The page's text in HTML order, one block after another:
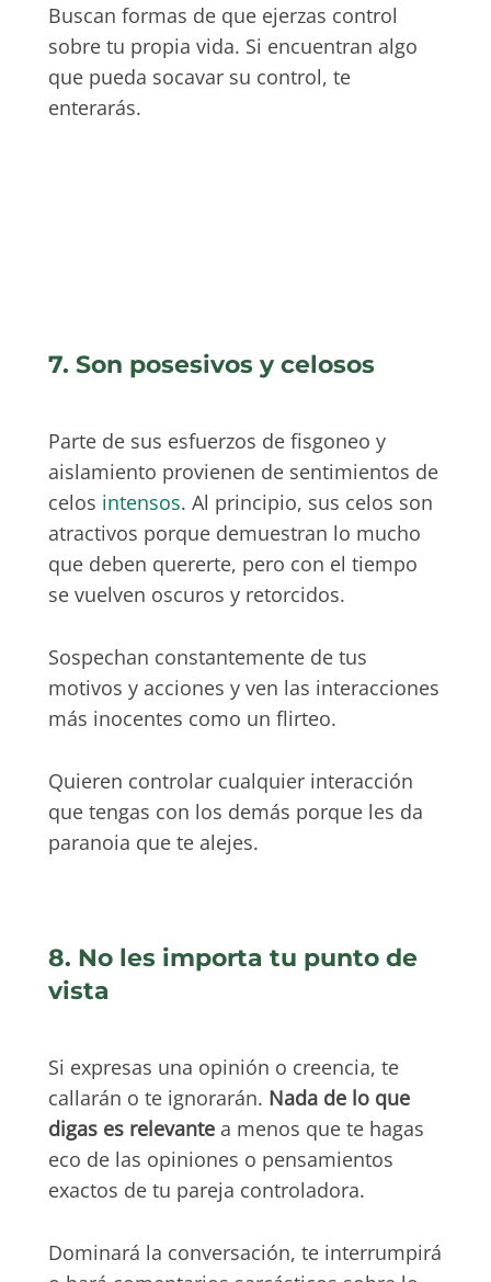
Buscan formas de que ejerzas control
sobre tu propia vida. Si encuentran algo
que pueda socavar su control, te
enterarás.
7. Son posesivos y celosos
Parte de sus esfuerzos de fisgoneo y
aislamiento provienen de sentimientos de
celos intensos. Al principio, sus celos son
atractivos porque demuestran lo mucho
que deben quererte, pero con el tiempo
se vuelven oscuros y retorcidos.
Sospechan constantemente de tus
motivos y acciones y ven las interacciones
más inocentes como un flirteo.
Quieren controlar cualquier interacción
que tengas con los demás porque les da
paranoia que te alejes.
8. No les importa tu punto de
vista
Si expresas una opinión o creencia, te
callarán o te ignorarán. Nada de lo que
digas es relevantea menos que te hagas
eco de las opiniones o pensamientos
exactos de tu pareja controladora.
Dominará la conversación, te interrumpirá